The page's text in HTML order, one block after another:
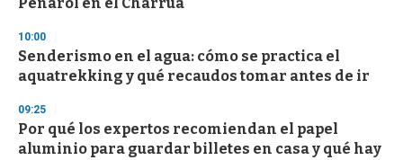
10:00
Senderismo en el agua: cómo se practica el
aquatrekking y qué recaudos tomar antes de ir
09:25
Por qué los expertos recomiendan el papel
aluminio para guardar billetes en casa y qué hay